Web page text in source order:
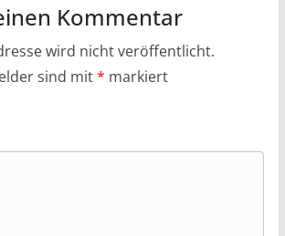
Kontraste
Kommentar
wird nicht veröffentlicht.
sind mit* markiert